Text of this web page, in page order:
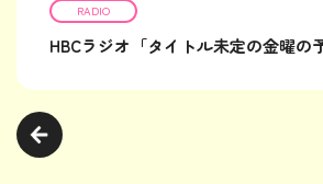
RADIO
HBCラジオ「タイトル未定の金曜の